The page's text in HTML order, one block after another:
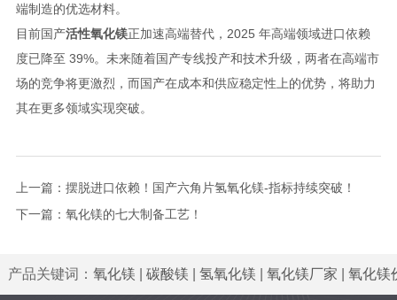
端制造的优选材料。
目前国产活性氧化镁正加速高端替代，2025 年高端领域进口依赖
度已降至 39%。未来随着国产专线投产和技术升级，两者在高端市
场的竞争将更激烈，而国产在成本和供应稳定性上的优势，将助力
其在更多领域实现突破。
上一篇： 摆脱进口依赖！国产六角片氢氧化镁-指标持续突破！
下一篇： 氧化镁的七大制备工艺！
产品关键词： 氧化镁 碳酸镁 氢氧化镁 氧化镁厂家 氧化镁